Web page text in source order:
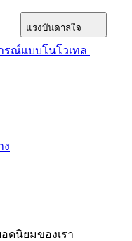
แรงบันดาลใจ
รณ์แบบโนโวเทล
ง
ดนิยมของเรา